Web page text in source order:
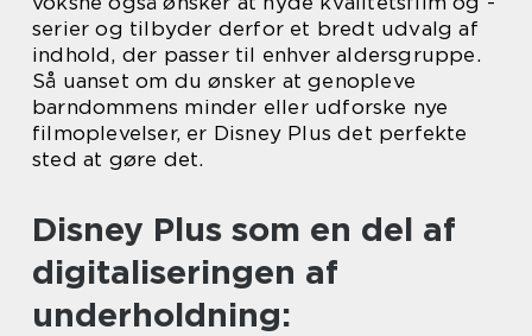
serier og tilbyder derfor et bredt udvalg af
indhold, der passer til enhver aldersgruppe.
Så uanset om du ønsker at genopleve
barndommens minder eller udforske nye
filmoplevelser, er Disney Plus det perfekte
sted at gøre det.
Disney Plus som en del af
digitaliseringen af
underholdning: